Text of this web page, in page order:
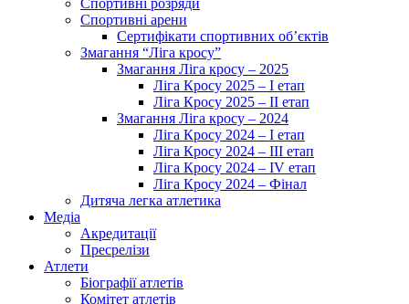
Спортивні арени
Сертифікати спортивних об’єктів
Змагання “Ліга кросу”
Змагання Ліга кросу – 2025
Ліга Кросу 2025 – I етап
Ліга Кросу 2025 – II етап
Змагання Ліга кросу – 2024
Ліга Кросу 2024 – I етап
Ліга Кросу 2024 – III етап
Ліга Кросу 2024 – IV етап
Ліга Кросу 2024 – Фінал
Дитяча легка атлетика
Медіа
Акредитації
Пресрелізи
Атлети
Біографії атлетів
Комітет атлетів